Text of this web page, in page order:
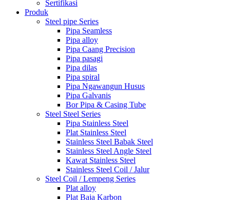
Sertifikasi
Produk
Steel pipe Series
Pipa Seamless
Pipa alloy
Pipa Caang Precision
Pipa pasagi
Pipa dilas
Pipa spiral
Pipa Ngawangun Husus
Pipa Galvanis
Bor Pipa & Casing Tube
Steel Steel Series
Pipa Stainless Steel
Plat Stainless Steel
Stainless Steel Babak Steel
Stainless Steel Angle Steel
Kawat Stainless Steel
Stainless Steel Coil / Jalur
Steel Coil / Lempeng Series
Plat alloy
Plat Baja Karbon